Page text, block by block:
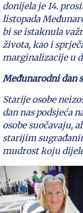
donijela je 14.
listopada
bi se istaknula
života, kao i
marginalizacije u
Međunarodni dan
Starije osobe
dan nas podsjeća
osobe suočavaju,
starijim
mudrost koju